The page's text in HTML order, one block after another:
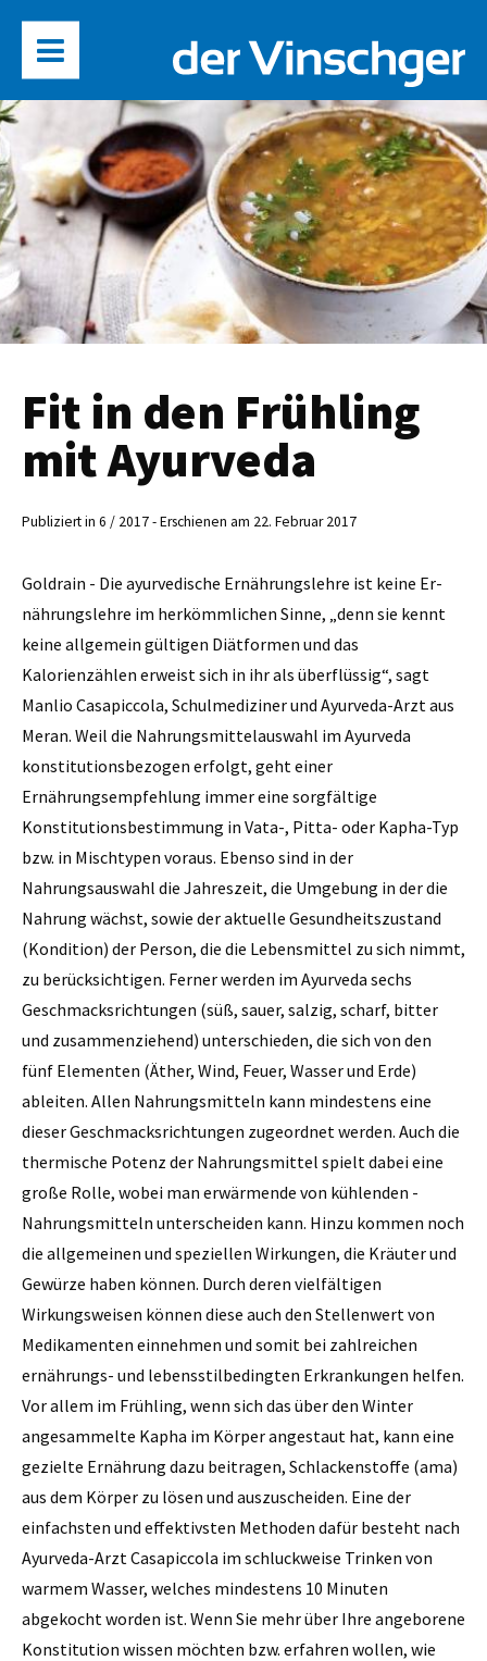
Fit in den Frühling
mit Ayurveda
Publiziert in 6 / 2017 - Erschienen am 22. Februar 2017
Goldrain - Die ayurvedische ­Ernährungslehre ist keine Er­
nährungslehre im herkömmlichen Sinne, „denn sie kennt
keine allgemein gültigen Diätformen und das
Kalorienzählen erweist sich in ihr als überflüssig“, sagt
Manlio Casapiccola, Schulmediziner und Ayurveda-Arzt aus
Meran. Weil die Nahrungsmittelauswahl im Ayurveda
konstitutionsbezogen erfolgt, geht einer
Ernährungsempfehlung immer eine sorg­fältige
Konstitutionsbestimmung in Vata-, Pitta- oder Kapha-Typ
bzw. in Mischtypen voraus. Ebenso sind in der
Nahrungsauswahl die Jahreszeit, die Umgebung in der die
Nahrung wächst, sowie der aktuelle Gesundheitszustand
(Kondition) der Person, die die Lebensmittel zu sich nimmt,
zu berücksichtigen. Ferner werden im Ayurveda sechs
Geschmacksrichtungen (süß, sauer, salzig, scharf, bitter
und zusammenziehend) unterschieden, die sich von den
fünf Elementen (Äther, Wind, Feuer, Wasser und Erde)
ableiten. Allen Nahrungsmitteln kann mindestens eine
dieser Geschmacksrichtungen zugeordnet werden. Auch die
thermische Potenz der Nahrungsmittel spielt dabei eine
große Rolle, wobei man erwärmende von kühlenden ­
Nahrungsmitteln unterscheiden kann. Hinzu kommen noch
die allgemeinen und speziellen Wirkungen, die Kräuter und
Gewürze haben können. Durch deren vielfältigen
Wirkungsweisen können diese auch den Stellenwert von
Medikamenten einnehmen und somit bei zahlreichen
ernährungs- und lebensstilbedingten Erkrankungen helfen.
Vor allem im Frühling, wenn sich das über den Winter
angesammelte Kapha im Körper angestaut hat, kann eine
gezielte Ernährung dazu beitragen, Schlackenstoffe (ama)
aus dem Körper zu lösen und auszuscheiden. Eine der
einfachsten und effektivsten Methoden dafür besteht nach
Ayurveda-Arzt Casapiccola im schluckweise Trinken von
warmem Wasser, welches mindestens 10 Minuten
abgekocht worden ist. Wenn Sie mehr über Ihre angeborene
Konstitution wissen möchten bzw. erfahren wollen, wie